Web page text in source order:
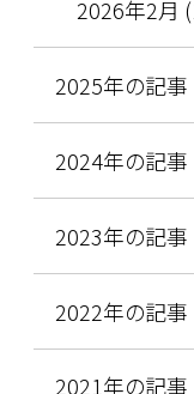
2026年2月
2025年の記事
2024年の記事
2023年の記事
2022年の記事
2021年の記事